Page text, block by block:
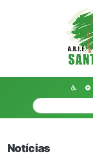
Notícias